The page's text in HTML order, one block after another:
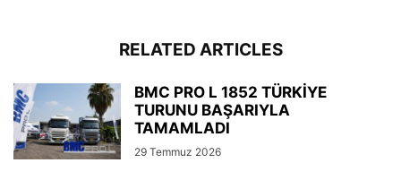
RELATED ARTICLES
BMC PRO L 1852 TÜRKİYE
TURUNU BAŞARIYLA
TAMAMLADI
29 Temmuz 2026